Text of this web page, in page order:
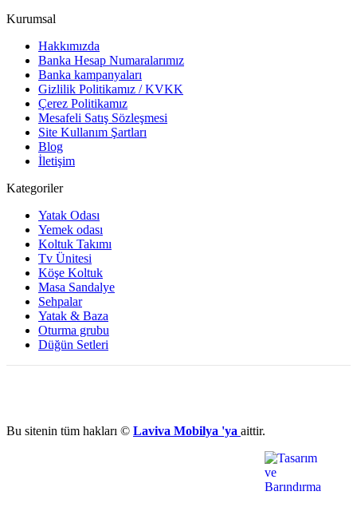
Kurumsal
Hakkımızda
Banka Hesap Numaralarımız
Banka kampanyaları
Gizlilik Politikamız / KVKK
Çerez Politikamız
Mesafeli Satış Sözleşmesi
Site Kullanım Şartları
Blog
İletişim
Kategoriler
Yatak Odası
Yemek odası
Koltuk Takımı
Tv Ünitesi
Köşe Koltuk
Masa Sandalye
Sehpalar
Yatak & Baza
Oturma grubu
Düğün Setleri
Bu sitenin tüm hakları © Laviva Mobilya 'ya aittir.